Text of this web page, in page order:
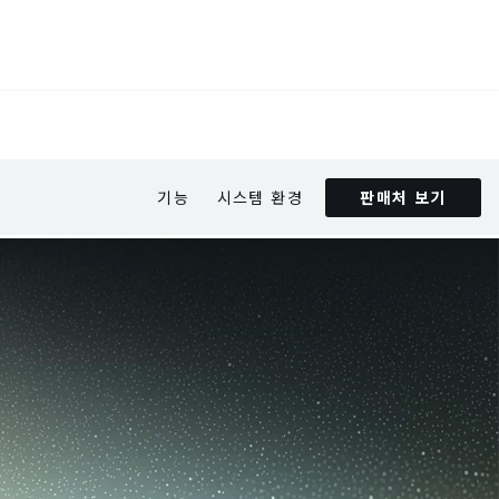
기능 시스템 환경 판매처 보기